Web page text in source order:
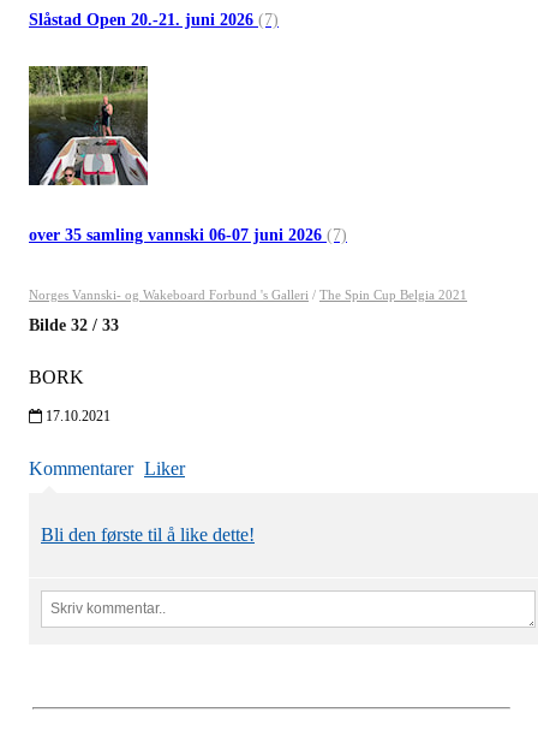
Slåstad Open 20.-21. juni 2026 (7)
over 35 samling vannski 06-07 juni 2026 (7)
Norges Vannski- og Wakeboard Forbund 's Galleri / The Spin Cup Belgia 2021
Bilde 32 / 33
BORK
17.10.2021
Kommentarer Liker
Bli den første til å like dette!